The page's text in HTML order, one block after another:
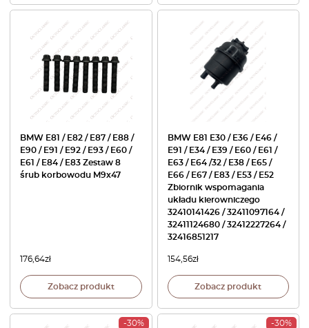
BMW E81 / E82 / E87 / E88 /
E90 / E91 / E92 / E93 / E60 /
E61 / E84 / E83 Zestaw 8
śrub korbowodu M9x47
176,64zł
Zobacz produkt
BMW E81 E30 / E36 / E46 /
E91 / E34 / E39 / E60 / E61 /
E63 / E64 /32 / E38 / E65 /
E66 / E67 / E83 / E53 / E52
Zbiornik wspomagania
układu kierowniczego
32410141426 / 32411097164 /
32411124680 / 32412227264 /
32416851217
154,56zł
Zobacz produkt
-30% -30%